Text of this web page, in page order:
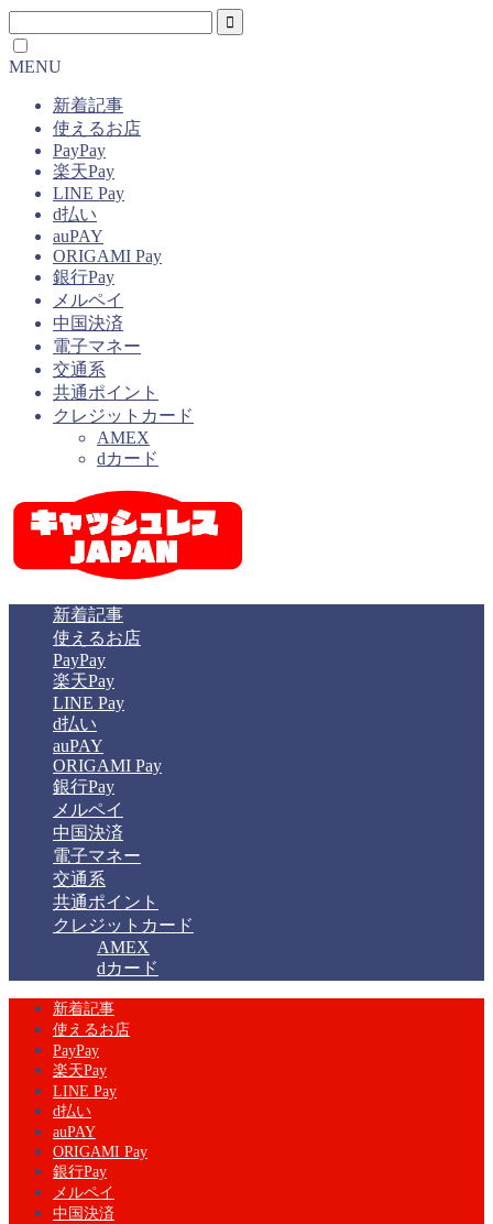
MENU
新着記事
使えるお店
PayPay
楽天Pay
LINE Pay
d払い
auPAY
ORIGAMI Pay
銀行Pay
メルペイ
中国決済
電子マネー
交通系
共通ポイント
クレジットカード
AMEX
dカード
新着記事
使えるお店
PayPay
楽天Pay
LINE Pay
d払い
auPAY
ORIGAMI Pay
銀行Pay
メルペイ
中国決済
電子マネー
交通系
共通ポイント
クレジットカード
AMEX
dカード
新着記事
使えるお店
PayPay
楽天Pay
LINE Pay
d払い
auPAY
ORIGAMI Pay
銀行Pay
メルペイ
中国決済